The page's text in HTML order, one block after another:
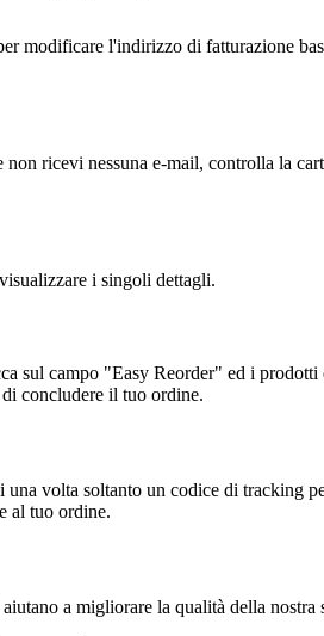
modificare l'indirizzo di fatturazione
ricevi nessuna e-mail, controlla la
i singoli dettagli.
campo "Easy Reorder" ed i
concludere il tuo ordine.
una volta soltanto un codice di tracking
al tuo ordine.
a migliorare la qualità della nostra